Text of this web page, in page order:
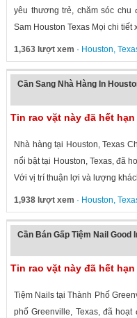
yêu thương trẻ, chăm sóc chu
Sam Houston Texas Mọi chi tiết
1,363 lượt xem · Houston,
Cần Sang Nhà Hàng In
Tin rao vặt này đã hết hạn
Nhà hàng tại Houston, Texas
nổi bật tại Houston, Texas, đã
Với vị trí thuận lợi và lượng
1,938 lượt xem · Houston,
Cần Bán Gấp Tiệm Nail Good
Tin rao vặt này đã hết hạn
Tiệm Nails tại Thành Phố
phố Greenville, Texas, đã